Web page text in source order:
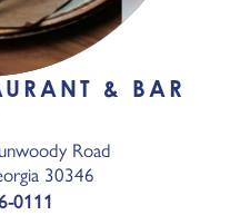
& BAR
Road
30346
0111